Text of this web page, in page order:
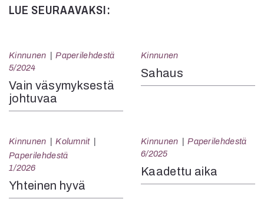
LUE SEURAAVAKSI:
Kinnunen
Paperilehdestä
5/2024
Vain väsymyksestä
johtuvaa
Kinnunen
Sahaus
Kinnunen
Kolumnit
Paperilehdestä
1/2026
Yhteinen hyvä
Kinnunen
Paperilehdestä
6/2025
Kaadettu aika